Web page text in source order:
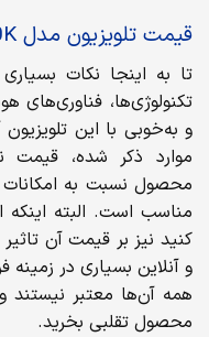
قیمت تلویزیون مدل 75X80K سونی
تا به اینجا نکات
تکنولوژی‌ها،
و به‌خوبی با این
موارد ذکر شده، قیمت
محصول نسبت به امکانات
مناسب است. البته اینکه
کنید نیز بر قیمت آن
و آنلاین بسیاری در
همه آن‌ها معتبر نیستند
محصول تقلبی بخرید.